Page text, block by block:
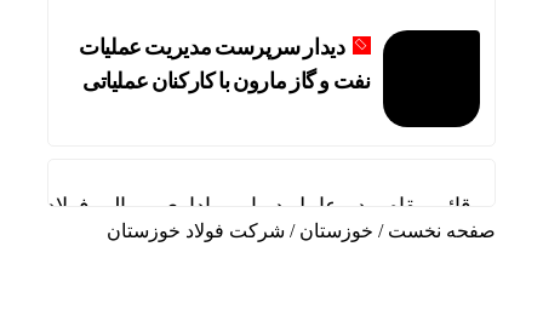
دیدار سرپرست مدیریت عملیات
نفت و گاز مارون با کارکنان عملیاتی
قائم مقام مدیرعامل در امور اداری و مالی فولاد
صفحه نخست / خوزستان / شرکت فولاد خوزستان